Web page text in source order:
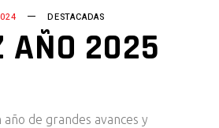
DESTACADAS
AÑO 2025
año de grandes avances y